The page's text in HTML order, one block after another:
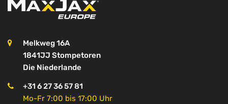
Melkweg 16A
1841JJ Stompetoren
Die Niederlande
+31 6 27 36 57 81
Mo-Fr 7:00 bis 17:00 Uhr